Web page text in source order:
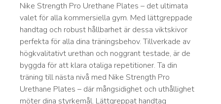
Nike Strength Pro Urethane Plates – det ultimata
valet för alla kommersiella gym. Med lättgreppade
handtag och robust hållbarhet är dessa viktskivor
perfekta för alla dina träningsbehov. Tillverkade av
högkvalitativt urethan och noggrant testade, är de
byggda för att klara otaliga repetitioner. Ta din
träning till nästa nivå med Nike Strength Pro
Urethane Plates – där mångsidighet och uthållighet
möter dina styrkemål. Lättgreppat handtag